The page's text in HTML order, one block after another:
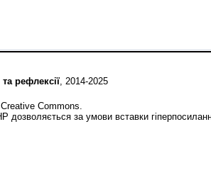
рефлексії, 2014-2025
Creative Commons.
дозволяється за умови вставки